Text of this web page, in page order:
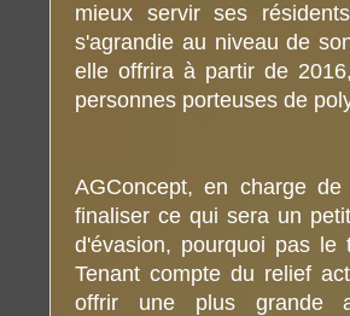
mieux servir ses
s'agrandie au niveau de
elle offrira à partir de
personnes porteuses de
AGConcept, en charge
finaliser ce qui sera un
d'évasion, pourquoi pas le
Tenant compte du relief
offrir une plus grande